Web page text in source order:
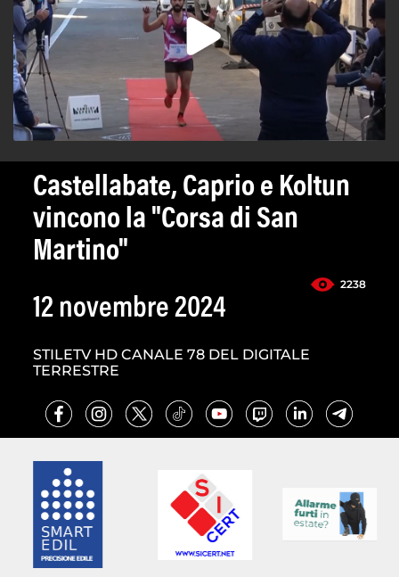
Castellabate, Caprio e Koltun
vincono la "Corsa di San
Martino"
2238
12 novembre 2024
STILETV HD CANALE 78 DEL DIGITALE
TERRESTRE